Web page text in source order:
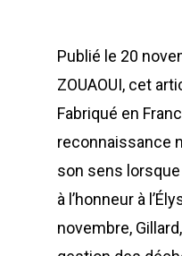
Publié le 20
ZOUAOUI, cet
Fabriqué en
reconnaissance
son sens
à l’honneur à
novembre,